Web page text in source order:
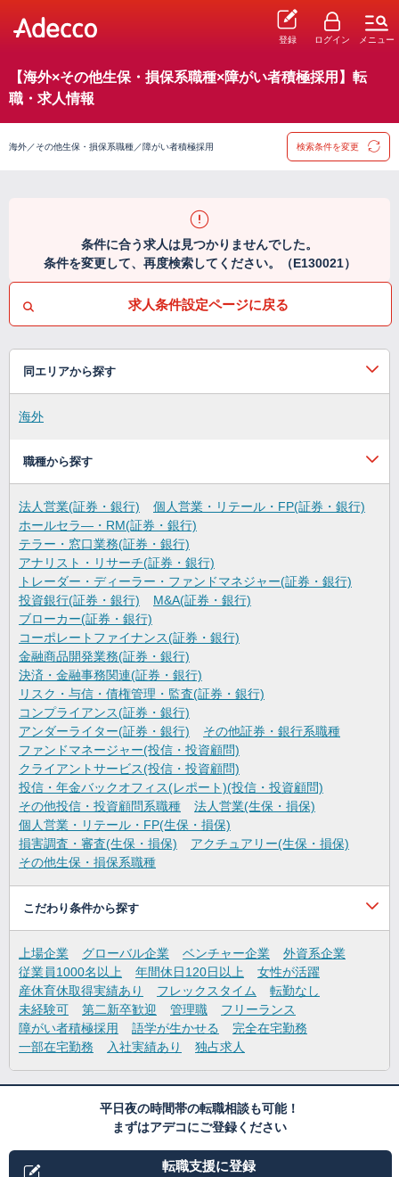
登録 ログイン メニュー
【海外×その他生保・損保系職種×障がい者積極採用】転
職・求人情報
海外／その他生保・損保系職種／障がい者積極採用 検索条件を変更
条件に合う求人は見つかりませんでした。
条件を変更して、再度検索してください。（E130021）
求人条件設定ページに戻る
同エリアから探す
海外
職種から探す
法人営業(証券・銀行)
個人営業・リテール・FP(証券・銀行)
ホールセラ―・RM(証券・銀行)
テラー・窓口業務(証券・銀行)
アナリスト・リサーチ(証券・銀行)
トレーダー・ディーラー・ファンドマネジャー(証券・銀行)
投資銀行(証券・銀行)
M&A(証券・銀行)
ブローカー(証券・銀行)
コーポレートファイナンス(証券・銀行)
金融商品開発業務(証券・銀行)
決済・金融事務関連(証券・銀行)
リスク・与信・債権管理・監査(証券・銀行)
コンプライアンス(証券・銀行)
アンダーライター(証券・銀行)
その他証券・銀行系職種
ファンドマネージャー(投信・投資顧問)
クライアントサービス(投信・投資顧問)
投信・年金バックオフィス(レポート)(投信・投資顧問)
その他投信・投資顧問系職種
法人営業(生保・損保)
個人営業・リテール・FP(生保・損保)
損害調査・審査(生保・損保)
アクチュアリー(生保・損保)
その他生保・損保系職種
こだわり条件から探す
上場企業 グローバル企業 ベンチャー企業
外資系企業
従業員1000名以上
年間休日120日以上
女性が活躍
産休育休取得実績あり
フレックスタイム
転勤なし
未経験可
第二新卒歓迎 管理職
フリーランス
障がい者積極採用
語学が生かせる
完全在宅勤務
一部在宅勤務
入社実績あり 独占求人
平日夜の時間帯の転職相談も可能！
まずはアデコにご登録ください
転職支援に登録